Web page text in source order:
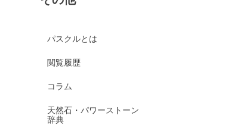
パスクルとは
閲覧履歴
コラム
天然石・パワーストーン
辞典